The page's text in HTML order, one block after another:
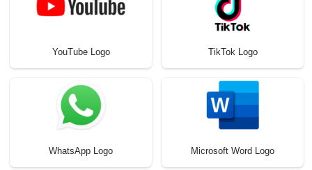
YouTube Logo TikTok Logo
WhatsApp Logo Microsoft Word Logo